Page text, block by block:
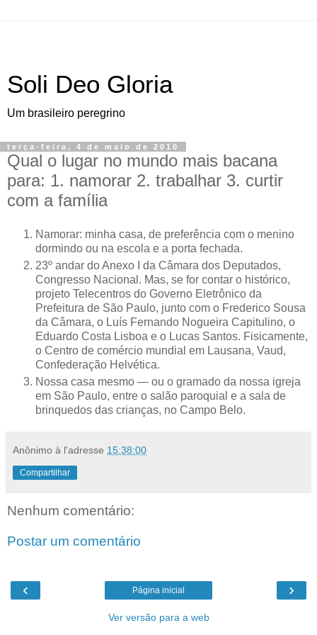
Soli Deo Gloria
Um brasileiro peregrino
terça-feira, 4 de maio de 2010
Qual o lugar no mundo mais bacana
para: 1. namorar 2. trabalhar 3. curtir
com a família
Namorar: minha casa, de preferência com o menino
dormindo ou na escola e a porta fechada.
23º andar do Anexo I da Câmara dos Deputados,
Congresso Nacional. Mas, se for contar o histórico,
projeto Telecentros do Governo Eletrônico da
Prefeitura de São Paulo, junto com o Frederico Sousa
da Câmara, o Luís Fernando Nogueira Capitulino, o
Eduardo Costa Lisboa e o Lucas Santos. Fisicamente,
o Centro de comércio mundial em Lausana, Vaud,
Confederação Helvética.
Nossa casa mesmo — ou o gramado da nossa igreja
em São Paulo, entre o salão paroquial e a sala de
brinquedos das crianças, no Campo Belo.
Anônimo à l'adresse 15:38:00
Compartilhar
Nenhum comentário:
Postar um comentário
‹ ›
Página inicial
Ver versão para a web